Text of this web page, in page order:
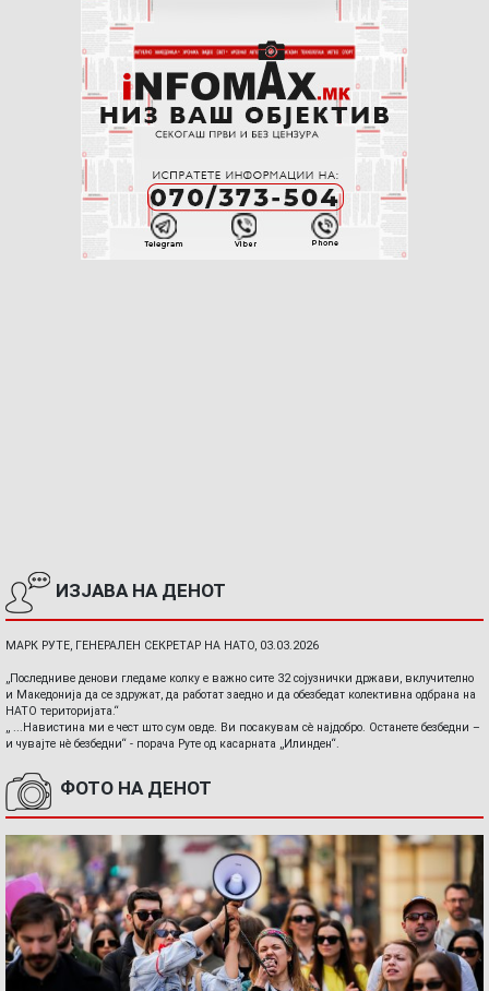
ИЗЈАВА НА ДЕНОТ
МАРК РУТЕ, ГЕНЕРАЛЕН СЕКРЕТАР НА НАТО, 03.03.2026
„Последниве денови гледаме колку е важно сите 32 сојузнички држави, вклучително
и Македонија да се здружат, да работат заедно и да обезбедат колективна одбрана на
НАТО територијата.“
„ ...Навистина ми е чест што сум овде. Ви посакувам сè најдобро. Останете безбедни –
и чувајте нè безбедни“ - порача Руте од касарната „Илинден“.
ФОТО НА ДЕНОТ